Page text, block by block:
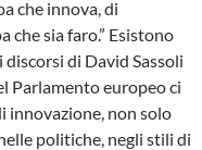
che innova, di
che sia faro.” Esistono
di David Sassoli
Parlamento europeo ci
innovazione, non solo
politiche, negli stili di